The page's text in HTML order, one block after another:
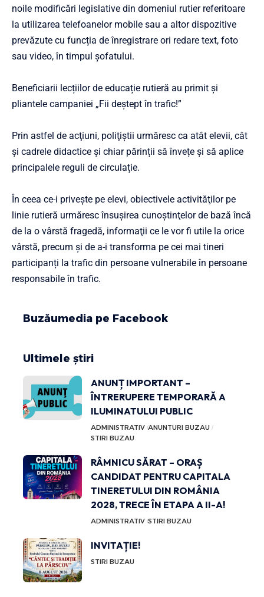
noile modificări legislative din domeniul rutier referitoare
la utilizarea telefoanelor mobile sau a altor dispozitive
prevăzute cu funcția de înregistrare ori redare text, foto
sau video, în timpul șofatului.
Beneficiarii lecțiilor de educație rutieră au primit şi
pliantele campaniei „Fii deștept în trafic!”
Prin astfel de acţiuni, poliţiştii urmăresc ca atât elevii, cât
şi cadrele didactice și chiar părinții să învețe și să aplice
principalele reguli de circulație.
În ceea ce-i priveşte pe elevi, obiectivele activităţilor pe
linie rutieră urmăresc însuşirea cunoştinţelor de bază încă
de la o vârstă fragedă, informaţii ce le vor fi utile la orice
vârstă, precum și de a-i transforma pe cei mai tineri
participanți la trafic din persoane vulnerabile în persoane
responsabile în trafic.
Buzăumedia pe Facebook
Ultimele știri
ANUNȚ IMPORTANT –
ÎNTRERUPERE TEMPORARĂ A
ILUMINATULUI PUBLIC
ADMINISTRATIV ANUNTURI BUZAU
STIRI BUZAU
RÂMNICU SĂRAT – ORAȘ
CANDIDAT PENTRU CAPITALA
TINERETULUI DIN ROMÂNIA
2028, TRECE ÎN ETAPA A II-A!
ADMINISTRATIV STIRI BUZAU
INVITAȚIE!
STIRI BUZAU